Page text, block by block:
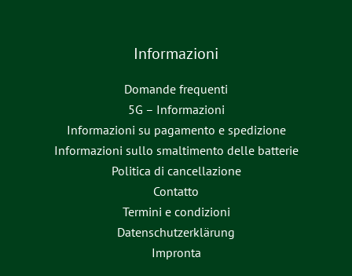
Informazioni
Domande frequenti
5G – Informazioni
Informazioni su pagamento e spedizione
Informazioni sullo smaltimento delle batterie
Politica di cancellazione
Contatto
Termini e condizioni
Datenschutzerklärung
Impronta